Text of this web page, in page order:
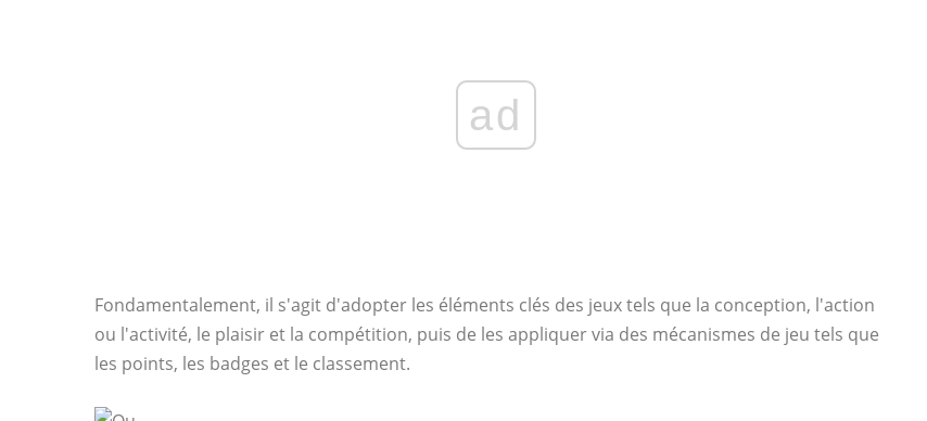
ad
Fondamentalement, il s'agit d'adopter les éléments clés des jeux tels que la conception, l'action
ou l'activité, le plaisir et la compétition, puis de les appliquer via des mécanismes de jeu tels que
les points, les badges et le classement.